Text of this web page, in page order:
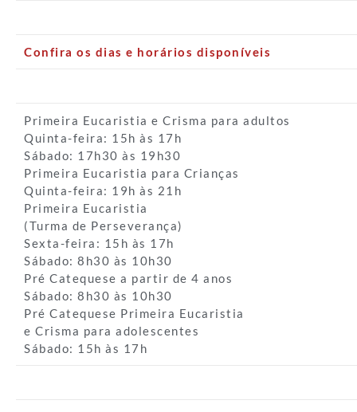
Confira os dias e horários disponíveis
Primeira Eucaristia e Crisma para adultos
Quinta-feira: 15h às 17h
Sábado: 17h30 às 19h30
Primeira Eucaristia para Crianças
Quinta-feira: 19h às 21h
Primeira Eucaristia
(Turma de Perseverança)
Sexta-feira: 15h às 17h
Sábado: 8h30 às 10h30
Pré Catequese a partir de 4 anos
Sábado: 8h30 às 10h30
Pré Catequese Primeira Eucaristia
e Crisma para adolescentes
Sábado: 15h às 17h